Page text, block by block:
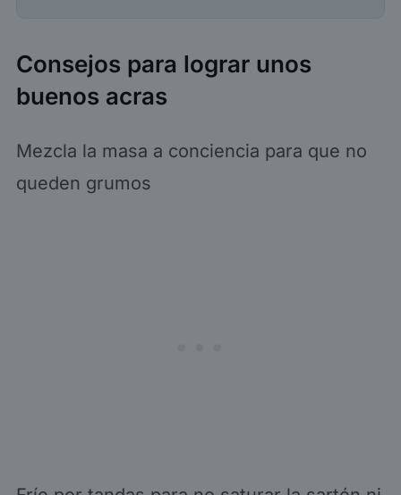
Consejos para lograr unos
buenos acras
Mezcla la masa a conciencia para que no
queden grumos